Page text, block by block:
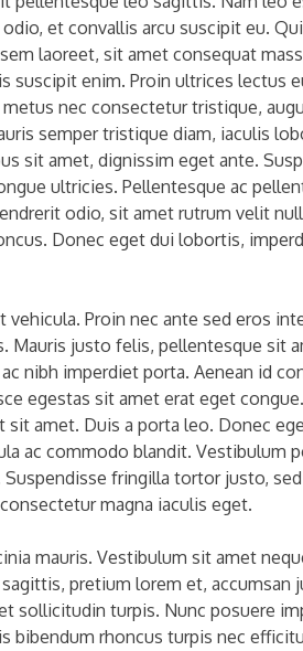
et convallis arcu suscipit eu.
laoreet, sit amet consequat
suscipit enim. Proin ultrices lectus
nec consectetur tristique,
semper tristique diam, iaculis
sit amet, dignissim eget ante.
ultricies. Pellentesque ac
odio, sit amet rutrum velit
Donec eget dui lobortis,
Proin nec ante sed eros
Mauris justo felis, pellentesque sit
nibh imperdiet porta. Aenean id
egestas sit amet erat eget
amet. Duis a porta leo. Donec
ac commodo blandit. Vestibulum
fringilla tortor justo,
magna iaculis eget.
mauris. Vestibulum sit amet
pretium lorem et, accumsan
sollicitudin turpis. Nunc posuere
bibendum rhoncus turpis nec